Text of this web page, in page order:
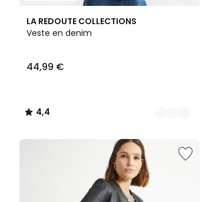
LA REDOUTE COLLECTIONS
Veste en denim
€.
44,99 €
4,4
/ 5
2
Couleurs
4,4
/